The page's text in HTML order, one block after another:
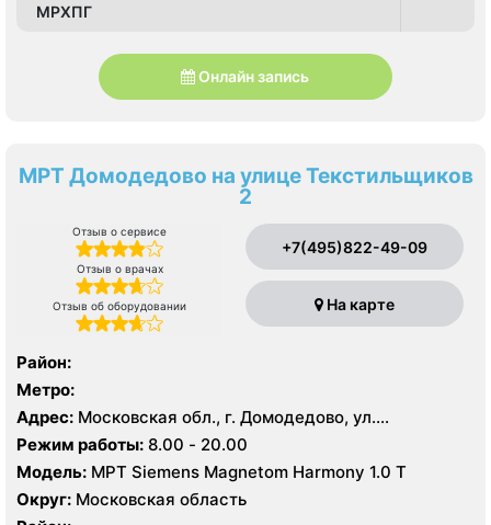
МРХПГ
Онлайн запись
МРТ Домодедово на улице Текстильщиков
2
Отзыв о сервисе
Отзыв о врачах
Отзыв об оборудовании
+7(495)822-49-09
На карте
Район:
Метро:
Адрес: Московская обл., г. Домодедово, ул.
Текстильщиков д 2
Режим работы: 8.00 - 20.00
Модель: МРТ Siemens Magnetom Harmony 1.0 Т
Округ: Московская область